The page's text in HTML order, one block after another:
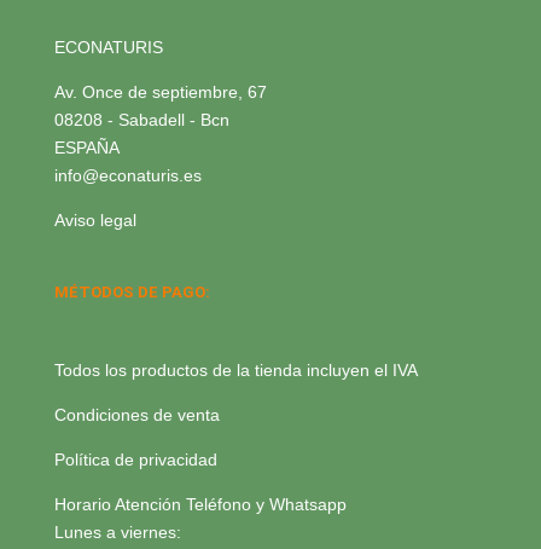
ECONATURIS
Av. Once de septiembre, 67
08208 - Sabadell - Bcn
ESPAÑA
info@econaturis.es
Aviso legal
MÉTODOS DE PAGO:
Todos los productos de la tienda incluyen el IVA
Condiciones de venta
Política de privacidad
Horario Atención Teléfono y Whatsapp
Lunes a viernes: